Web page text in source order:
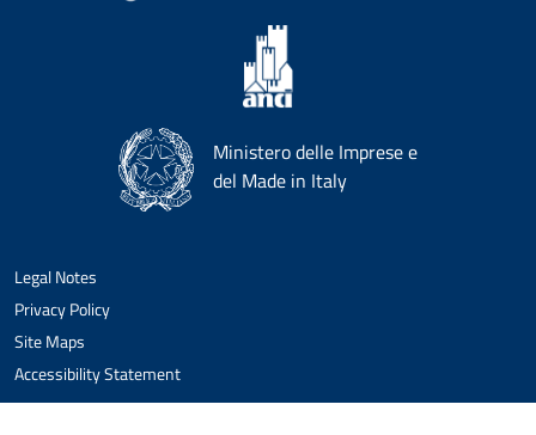
Ministero delle Imprese e
del Made in Italy
Legal Notes
Privacy Policy
Site Maps
Accessibility Statement